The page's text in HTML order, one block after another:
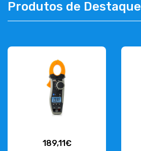
Produtos de Destaque
189,11€